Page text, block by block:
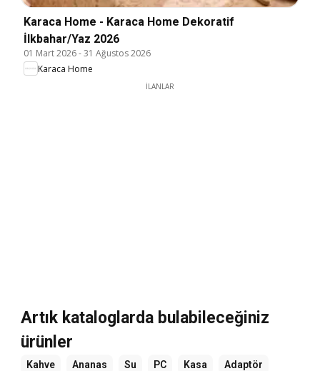
Karaca Home - Karaca Home Dekoratif
İlkbahar/Yaz 2026
01 Mart 2026-31 Ağustos 2026
Karaca Home
İLANLAR
Artık kataloglarda bulabileceğiniz
ürünler
Kahve Ananas Su PC Kasa Adaptör